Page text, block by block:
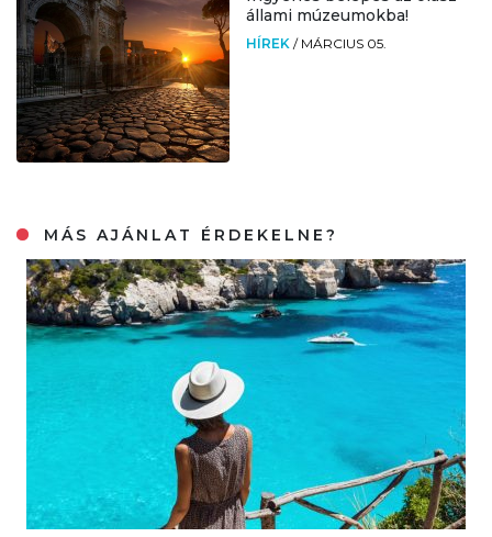
állami múzeumokba!
HÍREK / MÁRCIUS 05.
MÁS AJÁNLAT ÉRDEKELNE?